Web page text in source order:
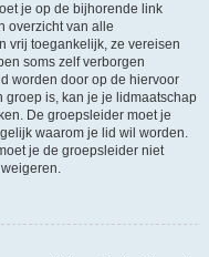
je op de bijhorende link
overzicht van alle
vrij toegankelijk, ze vereisen
soms zelf verborgen
worden door op de hiervoor
groep is, kan je je lidmaatschap
De groepsleider moet je
waarom je lid wil worden.
je de groepsleider niet